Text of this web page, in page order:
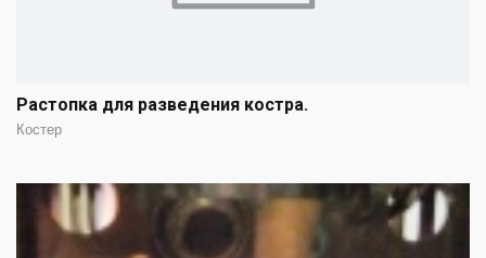
Растопка для разведения костра.
Костер